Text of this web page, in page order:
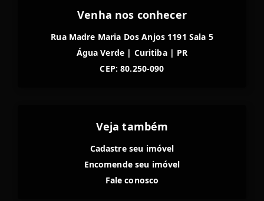
Venha nos conhecer
Rua Madre Maria Dos Anjos 1191 Sala 5
Água Verde | Curitiba | PR
CEP: 80.250-090
Veja também
Cadastre seu imóvel
Encomende seu imóvel
Fale conosco